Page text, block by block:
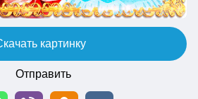
картинку
Отправить